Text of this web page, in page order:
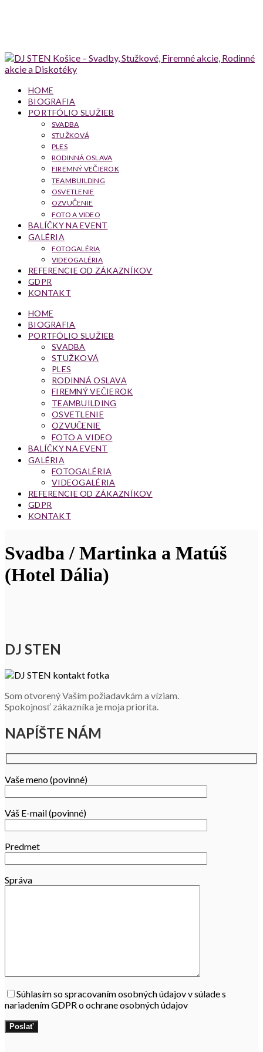
HOME
BIOGRAFIA
PORTFÓLIO SLUŽIEB
SVADBA
STUŽKOVÁ
PLES
RODINNÁ OSLAVA
FIREMNÝ VEČIEROK
TEAMBUILDING
OSVETLENIE
OZVUČENIE
FOTO A VIDEO
BALÍČKY NA EVENT
GALÉRIA
FOTOGALÉRIA
VIDEOGALÉRIA
REFERENCIE OD ZÁKAZNÍKOV
GDPR
KONTAKT
HOME
BIOGRAFIA
PORTFÓLIO SLUŽIEB
SVADBA
STUŽKOVÁ
PLES
RODINNÁ OSLAVA
FIREMNÝ VEČIEROK
TEAMBUILDING
OSVETLENIE
OZVUČENIE
FOTO A VIDEO
BALÍČKY NA EVENT
GALÉRIA
FOTOGALÉRIA
VIDEOGALÉRIA
REFERENCIE OD ZÁKAZNÍKOV
GDPR
KONTAKT
Svadba / Martinka a Matúš
(Hotel Dália)
DJ STEN
Som otvorený Vaším požiadavkám a víziam.
Spokojnosť zákazníka je moja priorita.
NAPÍŠTE NÁM
Vaše meno (povinné)
Váš E-mail (povinné)
Predmet
Správa
Súhlasím so spracovaním osobných údajov v súlade s
nariadením GDPR o ochrane osobných údajov